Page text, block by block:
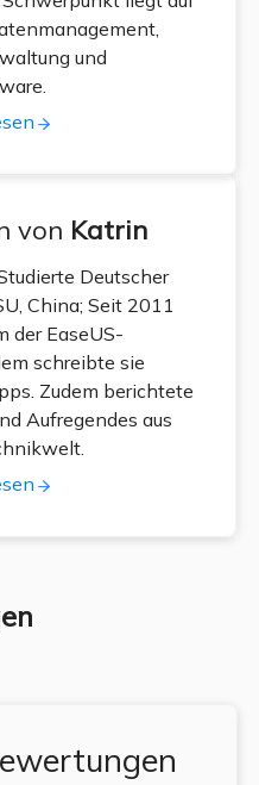
und
von Katrin
Deutscher
China; Seit 2011
der EaseUS-
schreibte sie
Zudem berichtete
Aufregendes aus